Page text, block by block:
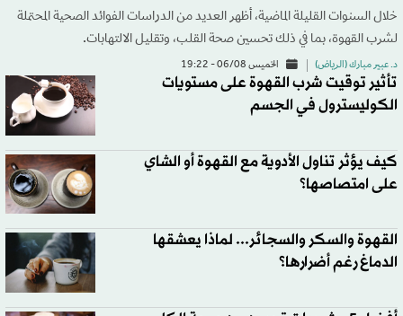
خلال السنوات القليلة الماضية، أظهر العديد من الدراسات الفوائد الصحية المحتملة
لشرب القهوة، بما في ذلك تحسين صحة القلب، وتقليل الالتهابات.
د. عبير مبارك (الرياض) الخميس 06/08 - 19:22
تأثير توقيت شرب القهوة على مستويات
الكوليسترول في الجسم
كيف يؤثر تناول الأدوية مع القهوة أو الشاي
على امتصاصها؟
القهوة والسكر والسجائر... لماذا يعشقها
الدماغ رغم أضرارها؟